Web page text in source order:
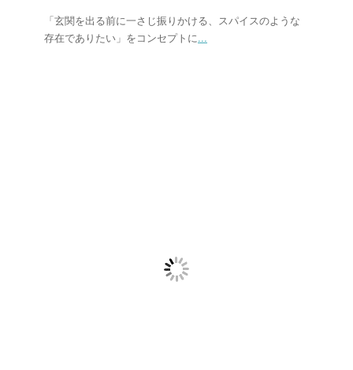
「玄関を出る前に一さじ振りかける、スパイスのような
存在でありたい」をコンセプトに...